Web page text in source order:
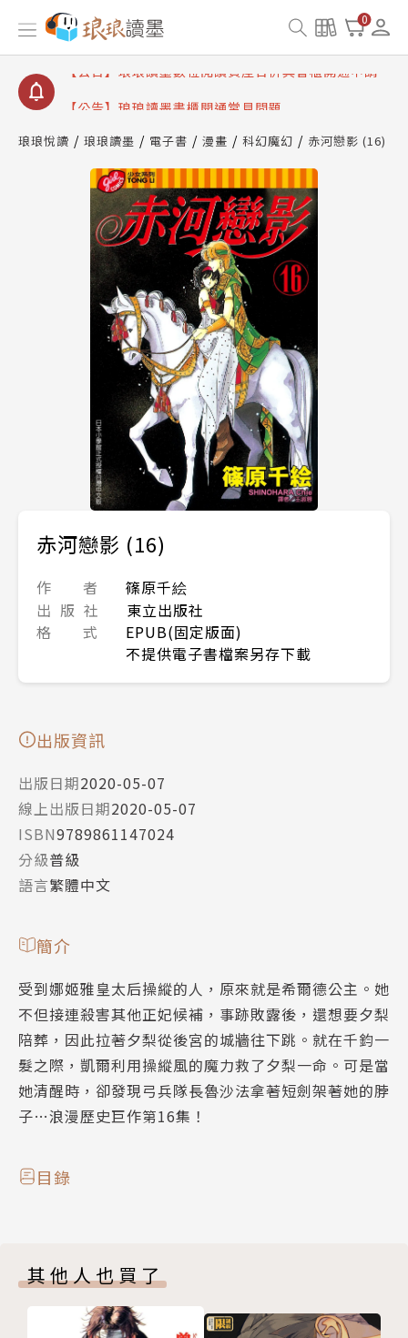
0
【公告】因 Readmoo 讀墨系統維護中，本站同步暫
停部分閱讀服務
【公告】琅琅讀墨數位閱讀資產合併與書櫃開通申請
請圖文教學
查詢
【公告】因 Readmoo 讀墨系統維護中，本站同步暫
停部分閱讀服務
琅琅悅讀 琅琅讀墨 電子書 漫畫 科幻魔幻 赤河戀影 (16)
赤河戀影 (16)
作 者
篠原千絵
出 版 社
東立出版社
格 式
EPUB(固定版面)
不提供電子書檔案另存下載
出版資訊
出版日期2020-05-07
線上出版日期2020-05-07
ISBN9789861147024
分級普級
語言繁體中文
簡介
受到娜姬雅皇太后操縱的人，原來就是希爾德公主。她
不但接連殺害其他正妃候補，事跡敗露後，還想要夕梨
陪葬，因此拉著夕梨從後宮的城牆往下跳。就在千鈞一
髮之際，凱爾利用操縱風的魔力救了夕梨一命。可是當
她清醒時，卻發現弓兵隊長魯沙法拿著短劍架著她的脖
子…浪漫歷史巨作第16集！
目錄
其他人也買了